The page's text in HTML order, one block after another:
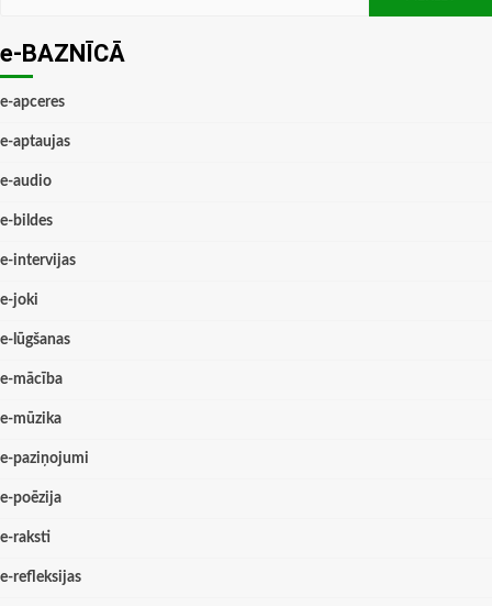
e-BAZNĪCĀ
e-apceres
e-aptaujas
e-audio
e-bildes
e-intervijas
e-joki
e-lūgšanas
e-mācība
e-mūzika
e-paziņojumi
e-poēzija
e-raksti
e-refleksijas